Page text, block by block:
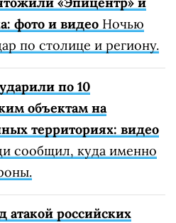
фото и видео Ночью
по столице и региону.
по 10
объектам на
территориях: видео
сообщил, куда именно
атакой российских